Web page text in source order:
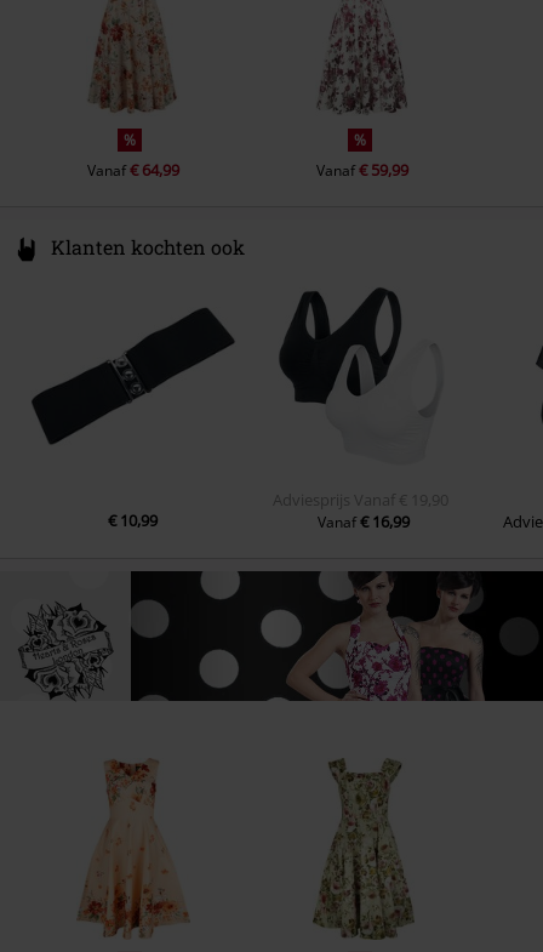
%
Vanaf€ 64,99
%
Vanaf€ 59,99
Klanten kochten ook
€ 10,99
Adviesprijs Vanaf € 19,90
Vanaf€ 16,99